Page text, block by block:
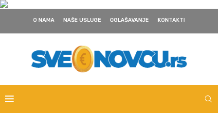
O NAMA NAŠE USLUGE OGLAŠAVANJE KONTAKTI